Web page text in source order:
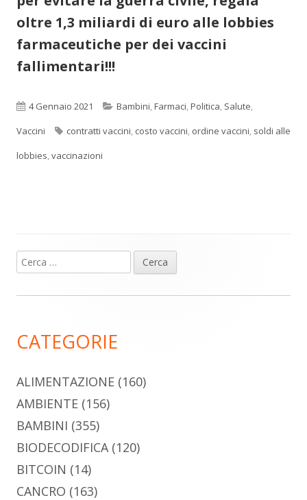
oltre 1,3 miliardi di euro alle lobbies
farmaceutiche per dei vaccini
fallimentari!!!
Pubblicato
4 Gennaio 2021 Categorie
Bambini,Farmaci,Politica, Salute,
Vaccini
Tag
contratti vaccini, costo vaccini, ordine vaccini, soldi alle
lobbies,vaccinazioni
Barra
laterale
Ricerca
per:
CATEGORIE
ALIMENTAZIONE (160)
AMBIENTE (156)
BAMBINI (355)
BIODECODIFICA(120)
BITCOIN (14)
CANCRO (163)